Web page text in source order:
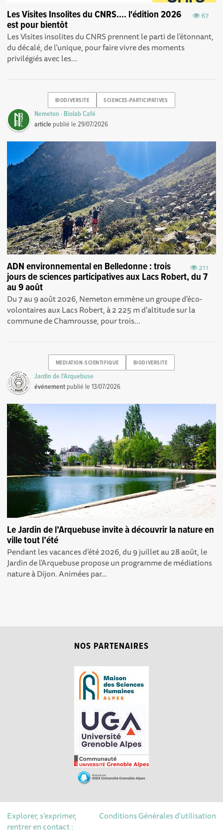
67
Les Visites Insolites du CNRS.... l'édition 2026
est pour bientôt
Les Visites insolites du CNRS prennent le parti de l’étonnant,
du décalé, de l’unique, pour faire vivre des moments
privilégiés avec les...
BIODIVERSITE SCIENCES-PARTICIPATIVES
Nemeton · Biolab Café
article publié le29/07/2026
211
ADN environnemental en Belledonne : trois
jours de sciences participatives aux Lacs Robert, du 7
au 9 août
Du 7 au 9 août 2026, Nemeton emmène un groupe d'éco-
volontaires aux Lacs Robert, à 2 225 m d'altitude sur la
commune de Chamrousse, pour trois...
MEDIATION-SCIENTIFIQUE BIODIVERSITE
Jardin de l'Arquebuse
événement publié le13/07/2026
Le Jardin de l’Arquebuse invite à découvrir la nature en
ville tout l’été
Pendant les vacances d’été 2026, du 9 juillet au 28 août, le
Jardin de l’Arquebuse propose un programme de médiations
nature à Dijon. Animées par...
NOS PARTENAIRES
Conditions Générales d'utilisation
Explorer, s’exprimer,
rentrer en contact :